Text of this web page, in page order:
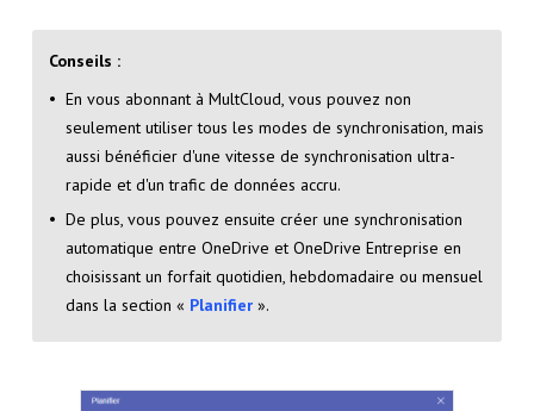
Conseils :
En vous abonnant à MultCloud, vous pouvez non
seulement utiliser tous les modes de synchronisation, mais
aussi bénéficier d'une vitesse de synchronisation ultra-
rapide et d'un trafic de données accru.
De plus, vous pouvez ensuite créer une synchronisation
automatique entre OneDrive et OneDrive Entreprise en
choisissant un forfait quotidien, hebdomadaire ou mensuel
dans la section « Planifier».